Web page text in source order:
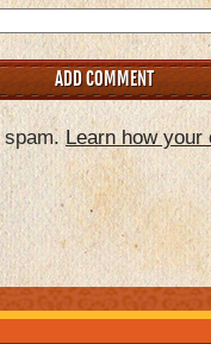
spam.Learn how